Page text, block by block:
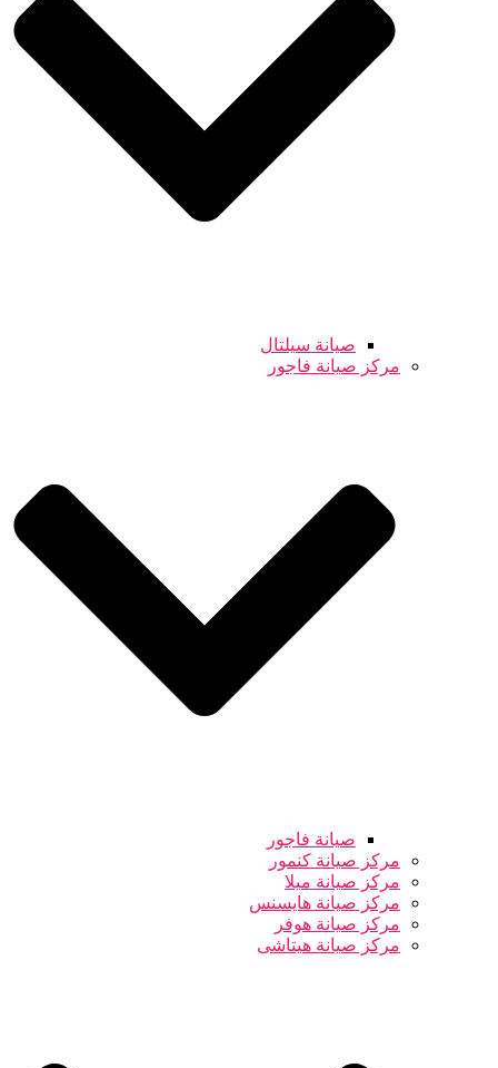
صيانة سيلتال
مركز صيانة فاجور
صيانة فاجور
مركز صيانة كنمور
مركز صيانة ميلا
مركز صيانة هايسنس
مركز صيانة هوفر
مركز صيانة هيتاشى